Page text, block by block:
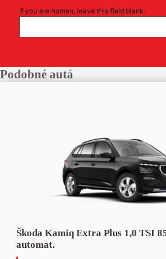
If you are human, leave this field blank.
Podobné autá
Škoda Kamiq Extra Plus 1,0 TSI
automat.